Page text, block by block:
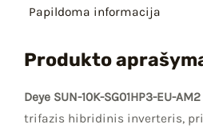
Papildoma informacija
Produkto
Deye SUN-10K-SG01HP3-EU-AM2
trifazis hibridinis inverteris,